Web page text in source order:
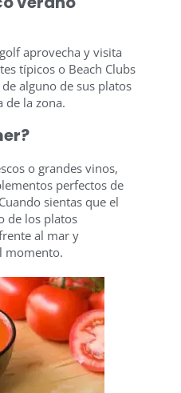
aprovecha y visita
típicos o Beach Clubs
alguno de sus platos
de la zona.
o grandes vinos,
perfectos de
sientas que el
de los platos
al mar y
momento.